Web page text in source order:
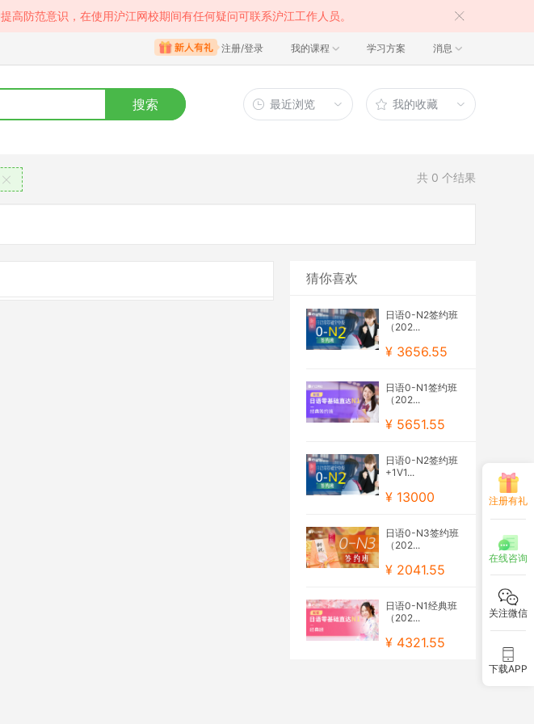
防范意识，在使用沪江网校期间有任何疑问可联系沪江工作人员。
注册/登录 我的课程 学习方案 消息
搜索 最近浏览 我的收藏
共 0 个结果
猜你喜欢
日语0-N2签约班
（202...
¥ 3656.55
日语0-N1签约班
（202...
¥ 5651.55
日语0-N2签约班
+1V1...
¥ 13000
日语0-N3签约班
（202...
¥ 2041.55
日语0-N1经典班
（202...
¥ 4321.55
注册有礼
在线咨询
关注微信
下载APP